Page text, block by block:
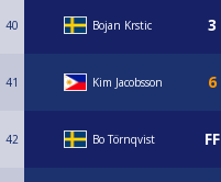
40 Bojan Krstic
41 Kim Jacobsson
42 Bo Törnqvist